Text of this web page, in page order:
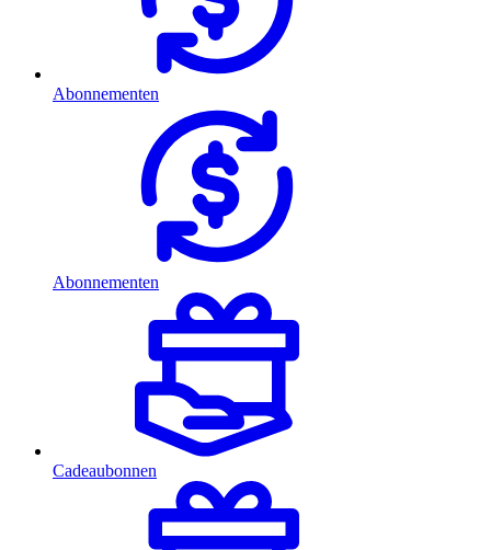
Abonnementen
Abonnementen
Cadeaubonnen